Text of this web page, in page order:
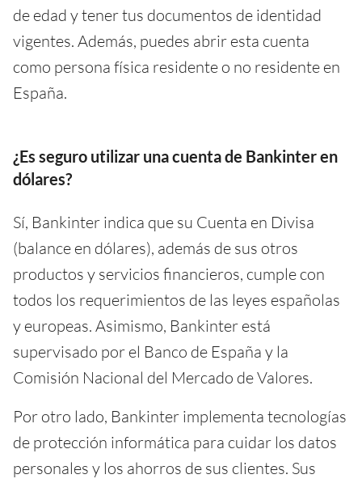
de edad y tener tus documentos de identidad
vigentes. Además, puedes abrir esta cuenta
como persona física residente o no residente en
España.
¿Es seguro utilizar una cuenta de Bankinter en
dólares?
Sí, Bankinter indica que su Cuenta en Divisa
(balance en dólares), además de sus otros
productos y servicios financieros, cumple con
todos los requerimientos de las leyes españolas
y europeas. Asimismo, Bankinter está
supervisado por el Banco de España y la
Comisión Nacional del Mercado de Valores.
Por otro lado, Bankinter implementa tecnologías
de protección informática para cuidar los datos
personales y los ahorros de sus clientes. Sus